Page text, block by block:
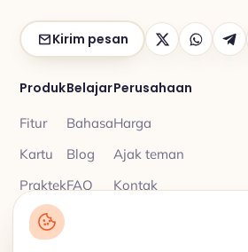
Kirim pesan
Produk
Fitur
Kartu
Praktek
Belajar
Bahasa
Blog
FAQ
Perusahaan
Harga
Ajak teman
Kontak